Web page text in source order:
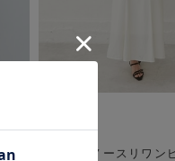
archives
バルーンノースリワン